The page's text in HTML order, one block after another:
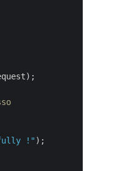
!" );